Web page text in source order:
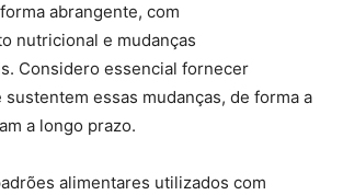
abrangente, com
nutricional e mudanças
Considero essencial fornecer
essas mudanças, de forma a
a longo prazo.
alimentares utilizados com